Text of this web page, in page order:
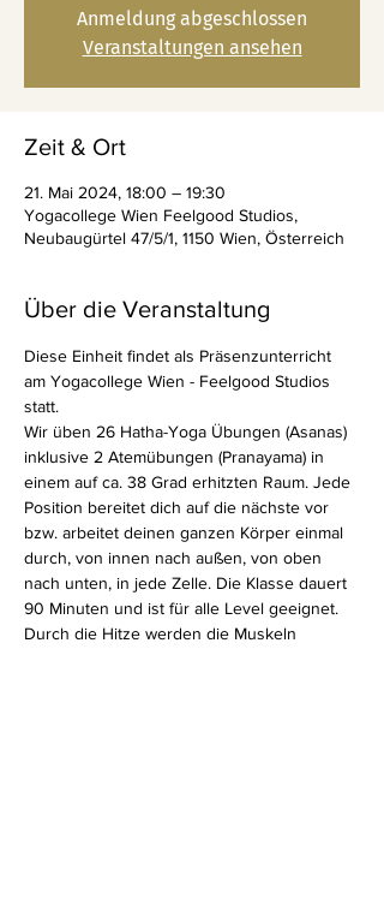
Anmeldung abgeschlossen
Veranstaltungen ansehen
Zeit & Ort
21. Mai 2024, 18:00 – 19:30
Yogacollege Wien Feelgood Studios,
Neubaugürtel 47/5/1, 1150 Wien, Österreich
Über die Veranstaltung
Diese Einheit findet als Präsenzunterricht
am Yogacollege Wien - Feelgood Studios
statt.
Wir üben 26 Hatha-Yoga Übungen (Asanas)
inklusive 2 Atemübungen (Pranayama) in
einem auf ca. 38 Grad erhitzten Raum. Jede
Position bereitet dich auf die nächste vor
bzw. arbeitet deinen ganzen Körper einmal
durch, von innen nach außen, von oben
nach unten, in jede Zelle. Die Klasse dauert
90 Minuten und ist für alle Level geeignet.
Durch die Hitze werden die Muskeln